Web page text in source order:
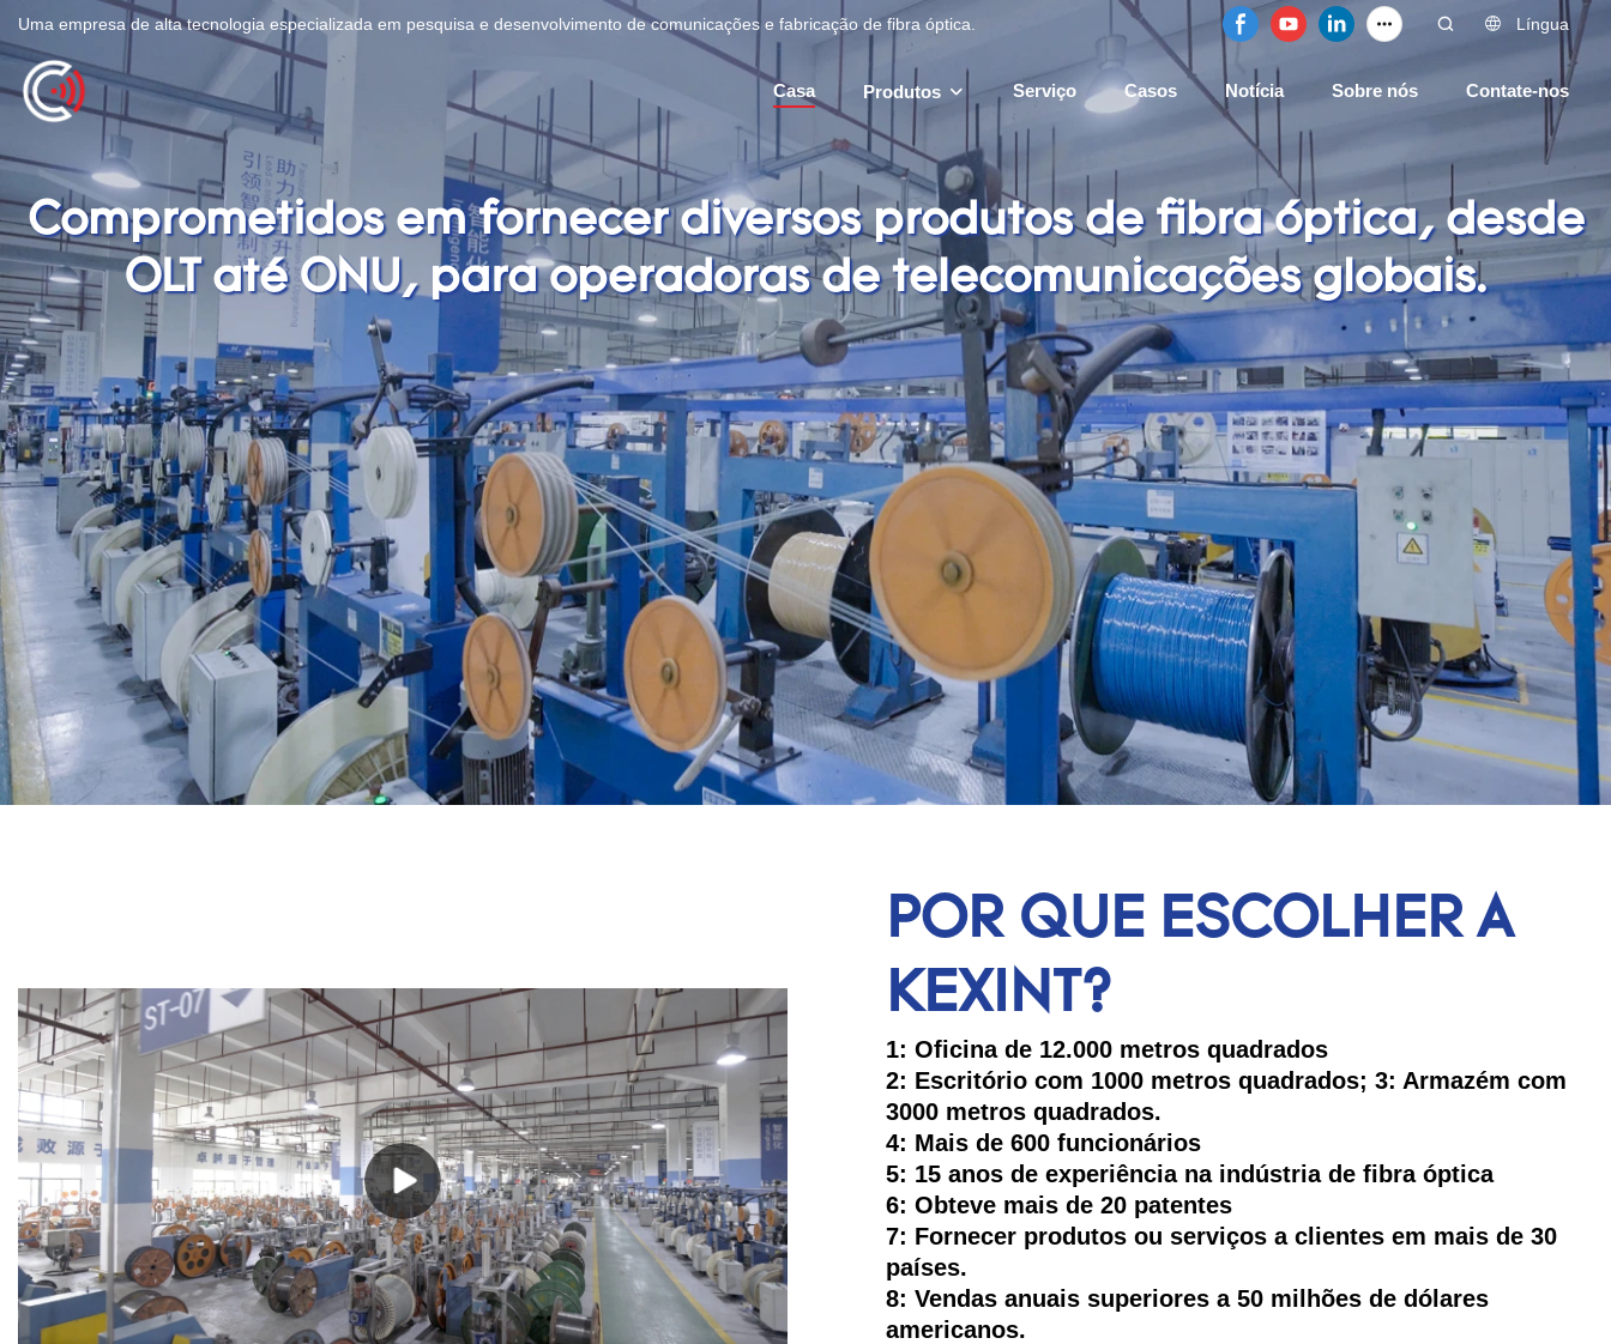
Uma empresa de alta tecnologia especializada em pesquisa e desenvolvimento de comunicações e fabricação de fibra óptica. Língua
Casa Produtos Serviço Casos Notícia Sobre nós Contate-nos
Comprometidos em fornecer diversos produtos de fibra óptica, desde
OLT até ONU, para operadoras de telecomunicações globais.
POR QUE ESCOLHER A
KEXINT?
1: Oficina de 12.000 metros quadrados
2: Escritório com 1000 metros quadrados; 3: Armazém com
3000 metros quadrados.
4: Mais de 600 funcionários
5: 15 anos de experiência na indústria de fibra óptica
6: Obteve mais de 20 patentes
7: Fornecer produtos ou serviços a clientes em mais de 30
países.
8: Vendas anuais superiores a 50 milhões de dólares
americanos.